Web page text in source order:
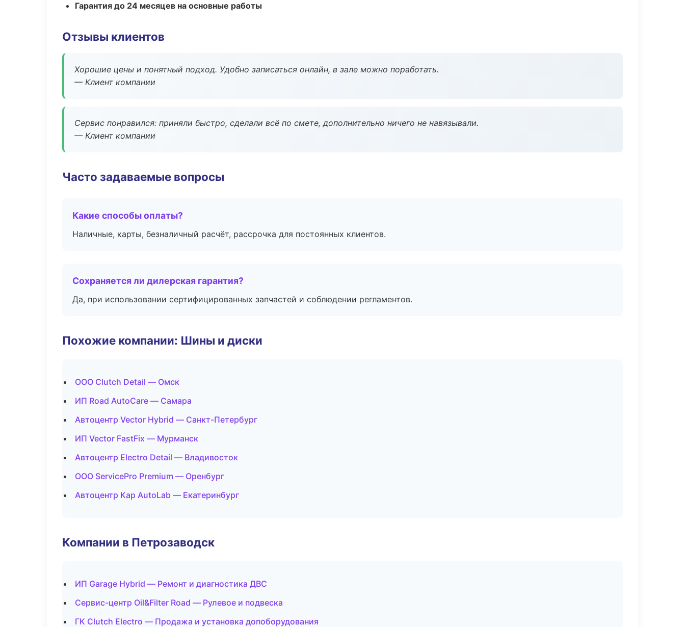
Гарантия до 24 месяцев на основные работы
Отзывы клиентов
Хорошие цены и понятный подход. Удобно записаться онлайн, в зале можно поработать.
— Клиент компании
Сервис понравился: приняли быстро, сделали всё по смете, дополнительно ничего не навязывали.
— Клиент компании
Часто задаваемые вопросы
Какие способы оплаты?
Наличные, карты, безналичный расчёт, рассрочка для постоянных клиентов.
Сохраняется ли дилерская гарантия?
Да, при использовании сертифицированных запчастей и соблюдении регламентов.
Похожие компании: Шины и диски
ООО Clutch Detail — Омск
ИП Road AutoCare — Самара
Автоцентр Vector Hybrid — Санкт-Петербург
ИП Vector FastFix — Мурманск
Автоцентр Electro Detail — Владивосток
ООО ServicePro Premium — Оренбург
Автоцентр Кар AutoLab — Екатеринбург
Компании в Петрозаводск
ИП Garage Hybrid — Ремонт и диагностика ДВС
Сервис-центр Oil&Filter Road — Рулевое и подвеска
ГК Clutch Electro — Продажа и установка допоборудования